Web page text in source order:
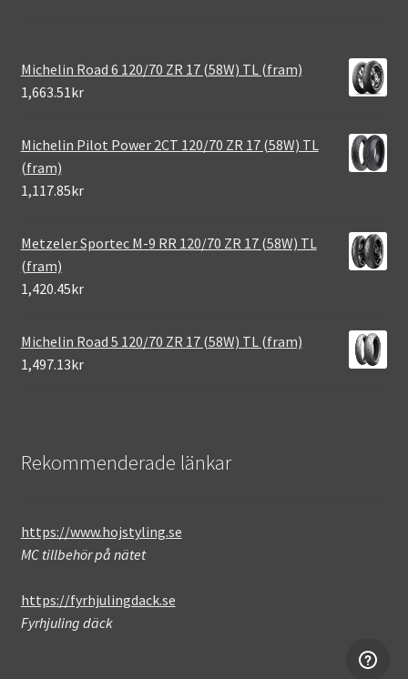
Michelin Road 6 120/70 ZR 17 (58W) TL (fram)
1,663.51kr
Michelin Pilot Power 2CT 120/70 ZR 17 (58W) TL
(fram)
1,117.85kr
Metzeler Sportec M-9 RR 120/70 ZR 17 (58W) TL
(fram)
1,420.45kr
Michelin Road 5 120/70 ZR 17 (58W) TL (fram)
1,497.13kr
Rekommenderade länkar
https://www.hojstyling.se
MC tillbehör på nätet
https://fyrhjulingdack.se
Fyrhjuling däck